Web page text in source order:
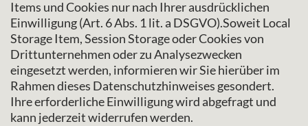
Items und Cookies nur nach Ihrer ausdrücklichen
Einwilligung (Art. 6 Abs. 1 lit. a DSGVO).Soweit Local
Storage Item, Session Storage oder Cookies von
Drittunternehmen oder zu Analysezwecken
eingesetzt werden, informieren wir Sie hierüber im
Rahmen dieses Datenschutzhinweises gesondert.
Ihre erforderliche Einwilligung wird abgefragt und
kann jederzeit widerrufen werden.